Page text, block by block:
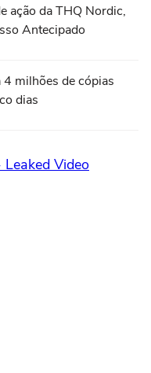
ação da THQ Nordic,
Antecipado
milhões de cópias
dias
Video